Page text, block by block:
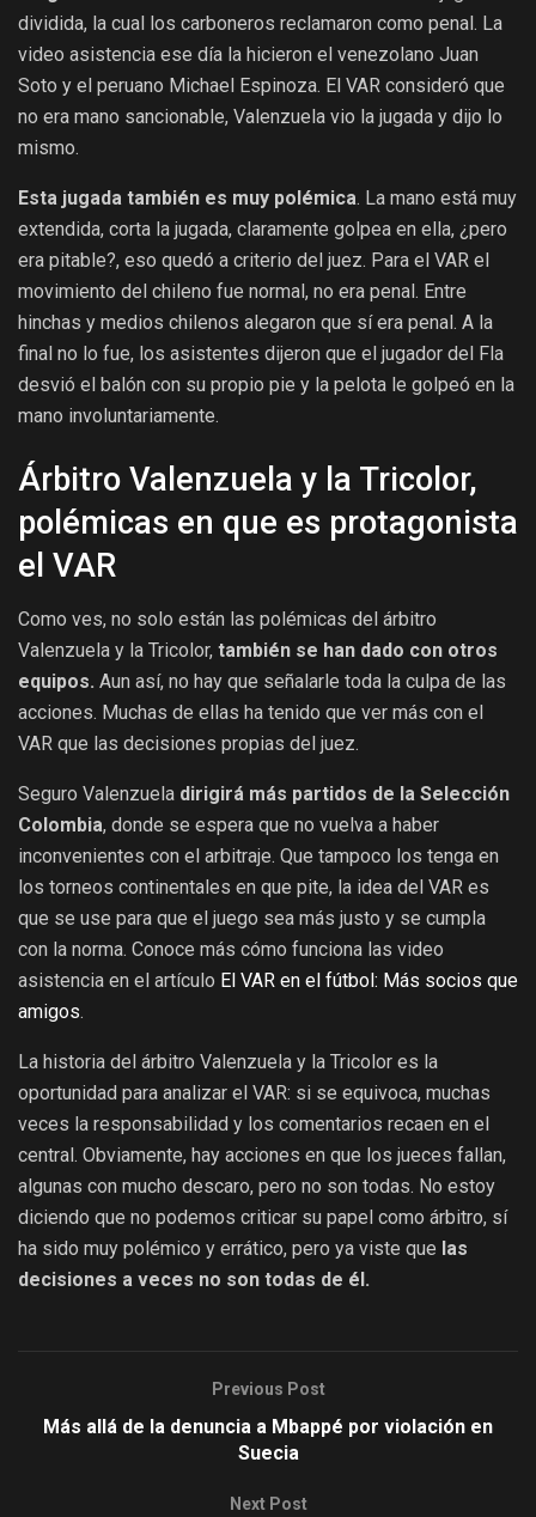
dividida, la cual los carboneros reclamaron como penal. La
video asistencia ese día la hicieron el venezolano Juan
Soto y el peruano Michael Espinoza. El VAR consideró que
no era mano sancionable, Valenzuela vio la jugada y dijo lo
mismo.
Esta jugada también es muy polémica. La mano está muy
extendida, corta la jugada, claramente golpea en ella, ¿pero
era pitable?, eso quedó a criterio del juez. Para el VAR el
movimiento del chileno fue normal, no era penal. Entre
hinchas y medios chilenos alegaron que sí era penal. A la
final no lo fue, los asistentes dijeron que el jugador del Fla
desvió el balón con su propio pie y la pelota le golpeó en la
mano involuntariamente.
Árbitro Valenzuela y la Tricolor,
polémicas en que es protagonista
el VAR
Como ves, no solo están las polémicas del árbitro
Valenzuela y la Tricolor, también se han dado con otros
equipos. Aun así, no hay que señalarle toda la culpa de las
acciones. Muchas de ellas ha tenido que ver más con el
VAR que las decisiones propias del juez.
Seguro Valenzuela dirigirá más partidos de la Selección
Colombia, donde se espera que no vuelva a haber
inconvenientes con el arbitraje. Que tampoco los tenga en
los torneos continentales en que pite, la idea del VAR es
que se use para que el juego sea más justo y se cumpla
con la norma. Conoce más cómo funciona las video
asistencia en el artículo El VAR en el fútbol: Más socios que
amigos.
La historia del árbitro Valenzuela y la Tricolor es la
oportunidad para analizar el VAR: si se equivoca, muchas
veces la responsabilidad y los comentarios recaen en el
central. Obviamente, hay acciones en que los jueces fallan,
algunas con mucho descaro, pero no son todas. No estoy
diciendo que no podemos criticar su papel como árbitro, sí
ha sido muy polémico y errático, pero ya viste que las
decisiones a veces no son todas de él.
Previous Post
Más allá de la denuncia a Mbappé por violación en
Suecia
Next Post